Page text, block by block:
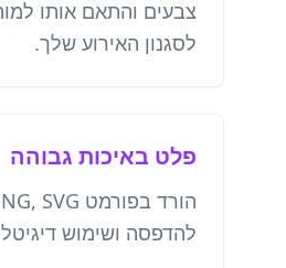
צבעים והתאם אותו
לסגנון האירוע שלך.
פלט באיכות גבוהה
להדפסה ושימוש